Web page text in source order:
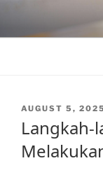
content
POSTED
AUGUST 5, 2025
Langkah-